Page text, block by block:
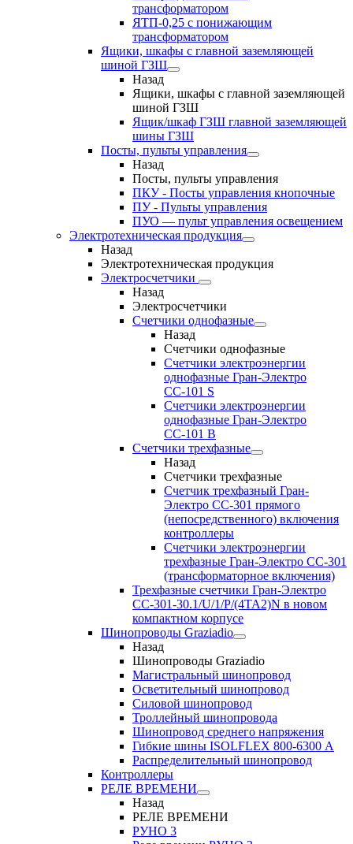
трансформатором
ЯТП-0,25 с понижающим
трансформатором
Ящики, шкафы с главной заземляющей
шиной ГЗШ
Назад
Ящики, шкафы с главной заземляющей
шиной ГЗШ
Ящик/шкаф ГЗШ главной заземляющей
шины ГЗШ
Посты, пульты управления
Назад
Посты, пульты управления
ПКУ - Посты управления кнопочные
ПУ - Пульты управления
ПУО — пульт управления освещением
Электротехническая продукция
Назад
Электротехническая продукция
Электросчетчики
Назад
Электросчетчики
Счетчики однофазные
Назад
Счетчики однофазные
Счетчики электроэнергии
однофазные Гран-Электро
СС-101 S
Счетчики электроэнергии
однофазные Гран-Электро
СС-101 B
Счетчики трехфазные
Назад
Счетчики трехфазные
Счетчик трехфазный Гран-
Электро CC-301 прямого
(непосредственного) включения
контроллеры
Счетчики электроэнергии
трехфазные Гран-Электро CC-301
(трансформаторное включения)
Трехфазные счетчики Гран-Электро
СС-301-30.1/U/1/P/(4TA2)N в новом
компактном корпусе
Шинопроводы Graziadio
Назад
Шинопроводы Graziadio
Магистральный шинопровод
Осветительный шинопровод
Силовой шинопровод
Троллейный шинопровода
Шинопровод среднего напряжения
Гибкие шины ISOLFLEX 800-6300 А
Распределительный шинопровод
Контроллеры
РЕЛЕ ВРЕМЕНИ
Назад
РЕЛЕ ВРЕМЕНИ
РУНО 3